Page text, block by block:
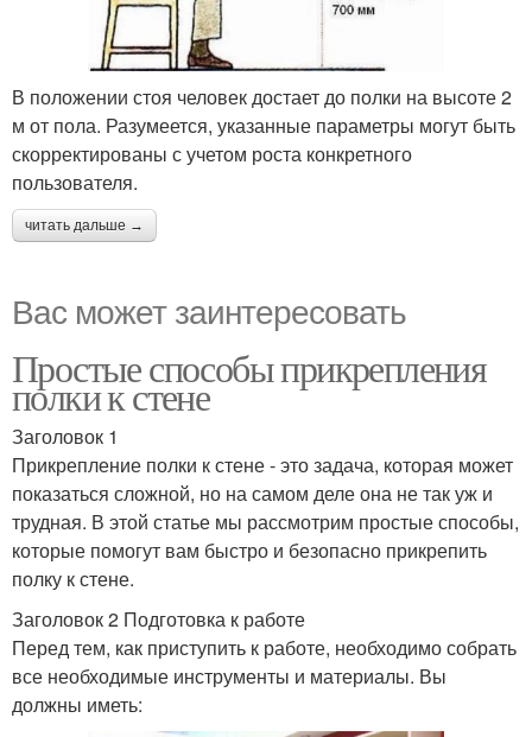
В положении стоя человек достает до полки на высоте 2
м от пола. Разумеется, указанные параметры могут быть
скорректированы с учетом роста конкретного
пользователя.
читать дальше →
Вас может заинтересовать
Простые способы прикрепления
полки к стене
Заголовок 1
Прикрепление полки к стене - это задача, которая может
показаться сложной, но на самом деле она не так уж и
трудная. В этой статье мы рассмотрим простые способы,
которые помогут вам быстро и безопасно прикрепить
полку к стене.
Заголовок 2 Подготовка к работе
Перед тем, как приступить к работе, необходимо собрать
все необходимые инструменты и материалы. Вы
должны иметь: